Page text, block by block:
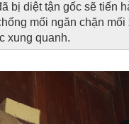
bị diệt tận gốc sẽ tiến
mối ngăn chặn mối
xung quanh.